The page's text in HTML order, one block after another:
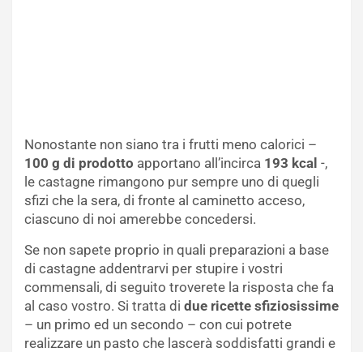
Nonostante non siano tra i frutti meno calorici –
100 g di prodotto apportano all’incirca 193 kcal -,
le castagne rimangono pur sempre uno di quegli
sfizi che la sera, di fronte al caminetto acceso,
ciascuno di noi amerebbe concedersi.
Se non sapete proprio in quali preparazioni a base
di castagne addentrarvi per stupire i vostri
commensali, di seguito troverete la risposta che fa
al caso vostro. Si tratta di due ricette sfiziosissime
– un primo ed un secondo – con cui potrete
realizzare un pasto che lascerà soddisfatti grandi e